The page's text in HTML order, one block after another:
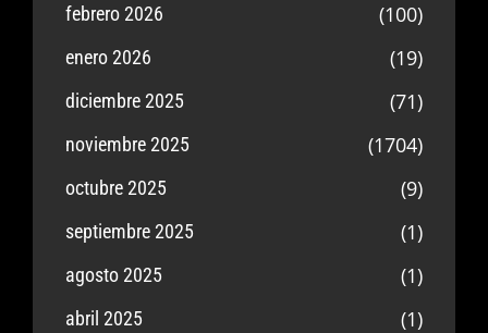
febrero 2026 (100)
enero 2026 (19)
diciembre 2025 (71)
noviembre 2025 (1704)
octubre 2025 (9)
septiembre 2025 (1)
agosto 2025 (1)
abril 2025 (1)